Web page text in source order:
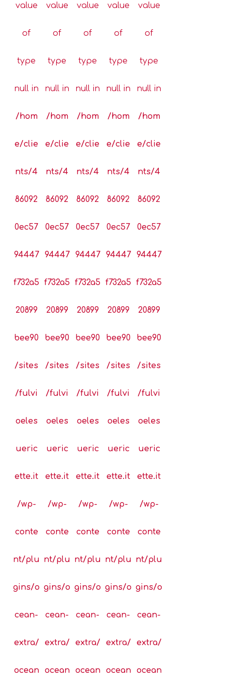
value
of
type
null in
/hom
e/clie
nts/4
86092
0ec57
94447
f732a5
20899
bee90
/sites
/fulvi
oeles
ueric
ette.it
/wp-
conte
nt/plu
gins/o
cean-
extra/
ocean
value
of
type
null in
/hom
e/clie
nts/4
86092
0ec57
94447
f732a5
20899
bee90
/sites
/fulvi
oeles
ueric
ette.it
/wp-
conte
nt/plu
gins/o
cean-
extra/
ocean
value
of
type
null in
/hom
e/clie
nts/4
86092
0ec57
94447
f732a5
20899
bee90
/sites
/fulvi
oeles
ueric
ette.it
/wp-
conte
nt/plu
gins/o
cean-
extra/
ocean
value
of
type
null in
/hom
e/clie
nts/4
86092
0ec57
94447
f732a5
20899
bee90
/sites
/fulvi
oeles
ueric
ette.it
/wp-
conte
nt/plu
gins/o
cean-
extra/
ocean
value
of
type
null in
/hom
e/clie
nts/4
86092
0ec57
94447
f732a5
20899
bee90
/sites
/fulvi
oeles
ueric
ette.it
/wp-
conte
nt/plu
gins/o
cean-
extra/
ocean